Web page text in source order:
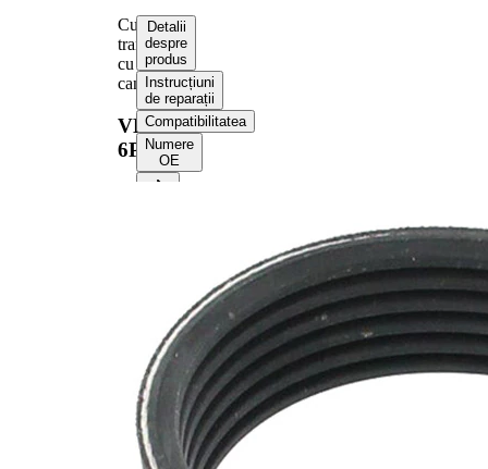
Curea
transmisie
cu
caneluri
VKMV
6PK976
Detalii
despre
produs
Instrucțiuni
de reparații
Compatibilitatea
Numere
OE
976 mm
21,36 mm
Culoare
negru
Numar
nervuri
6
SVHC
Nu sunt
disponibile
substante
SVHC